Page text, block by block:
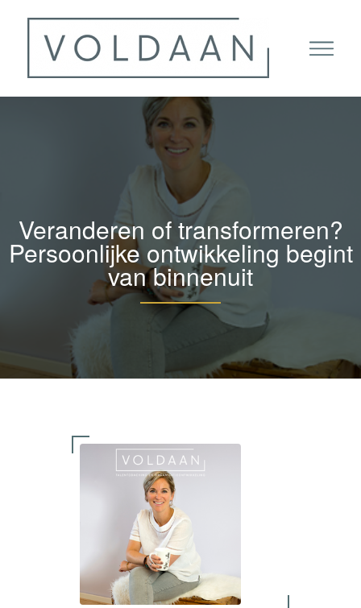
Veranderen of transformeren?
Persoonlijke ontwikkeling begint
van binnenuit